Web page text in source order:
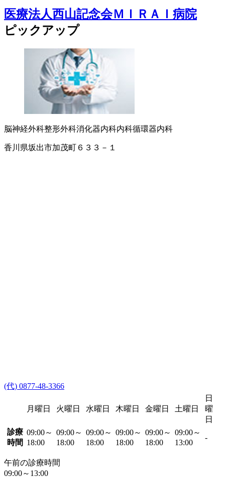
医療法人西山記念会ＭＩＲＡＩ病院
ピックアップ
脳神経外科整形外科消化器内科内科循環器内科
香川県坂出市加茂町６３３－１
(代) 0877-48-3366
月曜日 火曜日 水曜日 木曜日 金曜日 土曜日
日
曜
日
診療
時間
09:00～
18:00
09:00～
18:00
09:00～
18:00
09:00～
18:00
09:00～
18:00
09:00～
13:00
-
午前の診療時間
09:00～13:00